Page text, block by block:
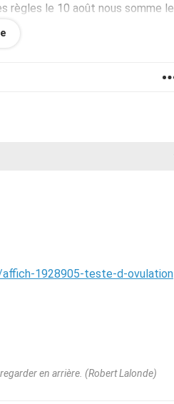
règles le 10 août nous somme le
possible .
1928905-teste-d-ovulation
en arrière. (Robert Lalonde)